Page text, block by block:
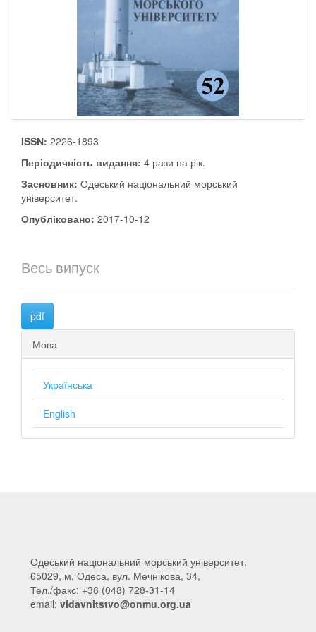
ISSN: 2226-1893
Періодичність видання: 4 рази на рік.
Засновник: Одеський національний морський
університет.
Опубліковано: 2017-10-12
Весь випуск
pdf
Мова
Українська
English
Одеський національний морський університет,
65029, м. Одеса, вул. Мечнікова, 34,
Тел./факс: +38 (048) 728-31-14
email: vidavnitstvo@onmu.org.ua